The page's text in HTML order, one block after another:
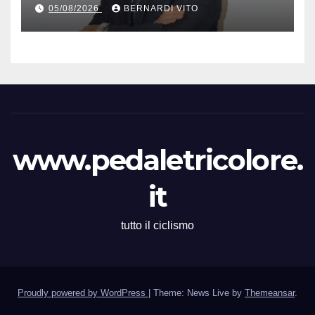
Dagnoni
05/08/2026 BERNARDI VITO
www.pedaletricolore.
it
tutto il ciclismo
Proudly powered by WordPress | Theme: News Live by Themeansar.